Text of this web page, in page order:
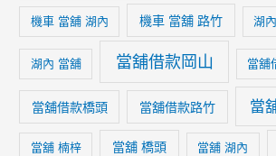
機車 當舖 湖內 機車 當舖 路竹 湖
湖內 當舖 當舖借款岡山 當舖
當舖借款橋頭 當舖借款路竹 當
當舖 楠梓 當舖 橋頭 當舖 湖內